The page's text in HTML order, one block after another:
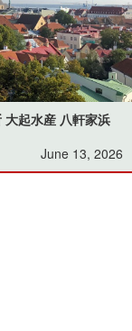
大起水産 八軒家浜
June 13, 2026